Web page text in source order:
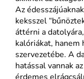
Az
keksszel
áttérni a
kalóriákat, hanem
szervezetébe. A
hatással vannak
érdemes